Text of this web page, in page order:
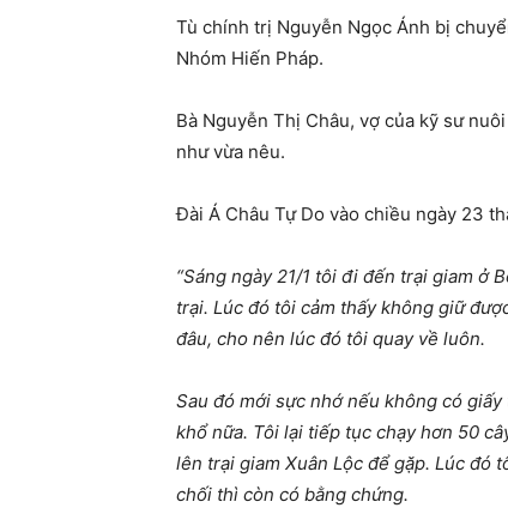
Tù chính trị Nguyễn Ngọc Ánh bị
Nhóm Hiến Pháp.
Bà Nguyễn Thị Châu, vợ của kỹ sư
như vừa nêu.
Đài Á Châu Tự Do vào chiều ngày 23
“Sáng ngày 21/1 tôi đi đến trại giam ở
trại. Lúc đó tôi cảm thấy không giữ
đâu, cho nên lúc đó tôi quay về luôn.
Sau đó mới sực nhớ nếu không có
khổ nữa. Tôi lại tiếp tục chạy hơn 50
lên trại giam Xuân Lộc để gặp. Lúc đó
chối thì còn có bằng chứng.